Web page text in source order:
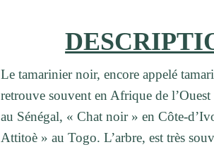
Le tamarinier noir, encore appelé
retrouve souvent en Afrique de
au Sénégal, « Chat noir » en Côte-
Attitoè » au Togo. L’arbre, est très